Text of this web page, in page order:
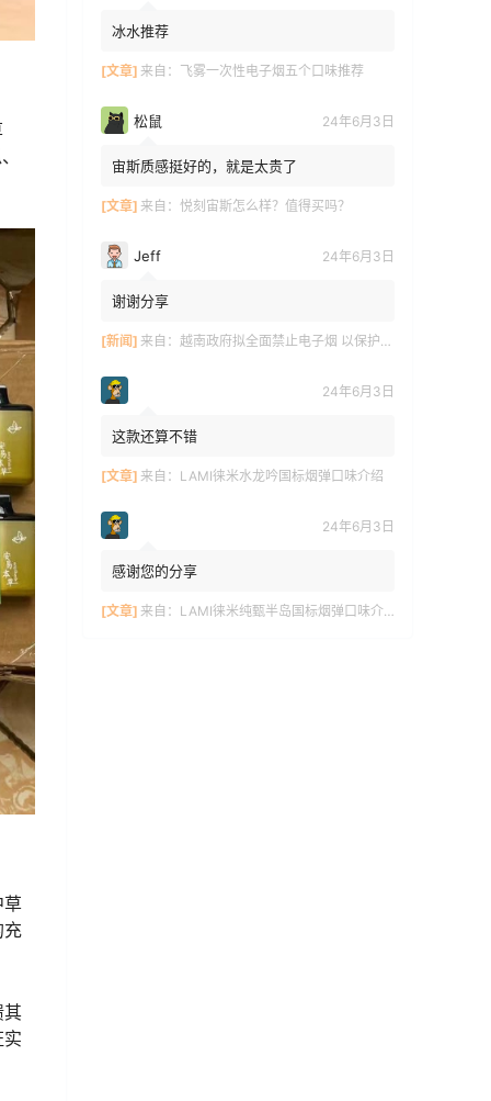
草
充
其
冰水推荐
[文章] 来自： 飞雾一次性电子烟五个口味推荐
松鼠 24年6月3日
宙斯质感挺好的，就是太贵了
[文章] 来自： 悦刻宙斯怎么样？值得买吗？
Jeff 24年6月3日
谢谢分享
[新闻] 来自： 越南政府拟全面禁止电子烟 以保护青少年健康
24年6月3日
这款还算不错
[文章] 来自： LAMI徕米水龙吟国标烟弹口味介绍
24年6月3日
感谢您的分享
[文章] 来自： LAMI徕米纯甄半岛国标烟弹口味介绍